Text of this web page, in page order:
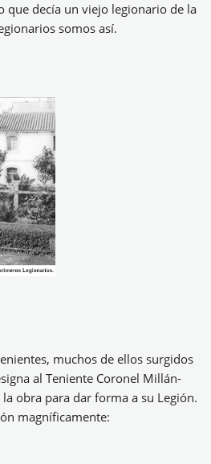
que decía un viejo legionario de la
somos así.
muchos de ellos surgidos
al Teniente Coronel Millán-
obra para dar forma a su Legión.
magníficamente: